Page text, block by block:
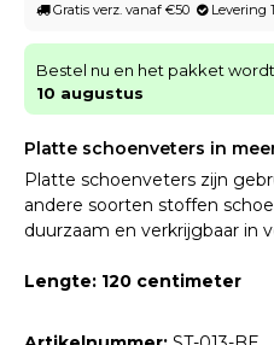
Gratis verz. vanaf €50 Levering
Bestel nu en het pakket
10 augustus
Platte schoenveters in
Platte schoenveters zijn
andere soorten stoffen
duurzaam en verkrijgbaar in
Lengte: 120 centimeter